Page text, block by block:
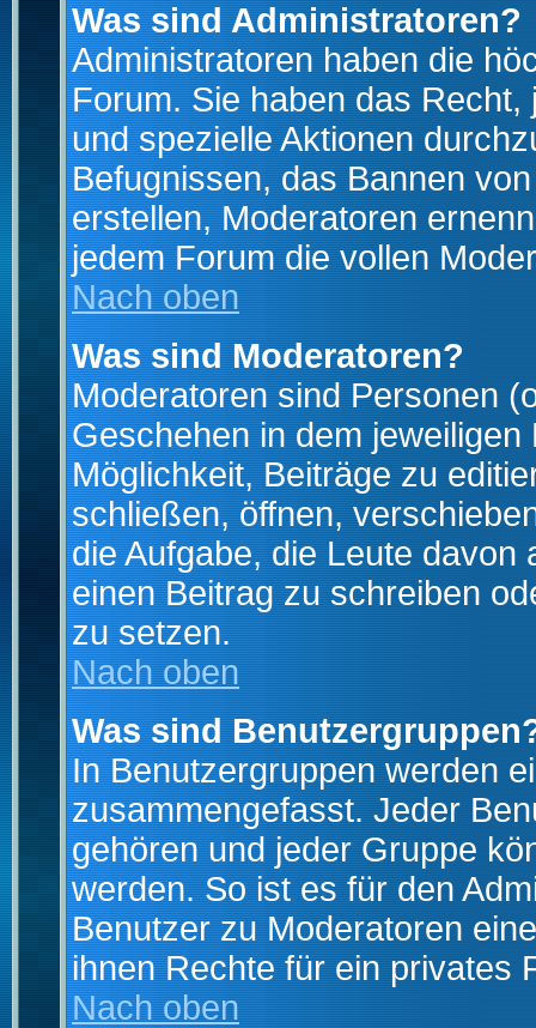
Was sind Administratoren?
Administratoren haben die
Forum. Sie haben das
und spezielle Aktionen
Befugnissen, das Bannen
erstellen, Moderatoren
jedem Forum die vollen
Nach oben
Was sind Moderatoren?
Moderatoren sind Personen
Geschehen in dem
Möglichkeit, Beiträge zu
schließen, öffnen,
die Aufgabe, die Leute
einen Beitrag zu schreiben
zu setzen.
Nach oben
Was sind
In Benutzergruppen werden
zusammengefasst. Jeder
gehören und jeder Gruppe
werden. So ist es für den
Benutzer zu Moderatoren
ihnen Rechte für ein privates
Nach oben